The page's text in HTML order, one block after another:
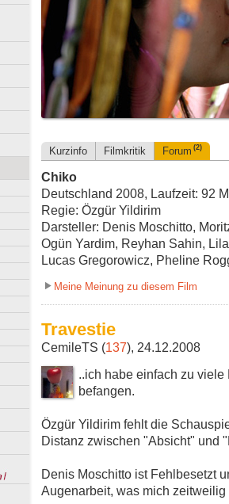
Kurzinfo Filmkritik Forum (2)
Chiko
Deutschland 2008, Laufzeit: 92
Regie: Özgür Yildirim
Darsteller: Denis Moschitto,
Ogün Yardim, Reyhan Sahin,
Lucas Gregorowicz, Pheline
Meine Meinung zu diesem Film
Travestie
CemileTS (137), 24.12.2008
..ich habe einfach zu
befangen.
Özgür Yildirim fehlt die
Distanz zwischen "Absicht" und
Denis Moschitto ist Fehlbesetzt
Augenarbeit, was mich